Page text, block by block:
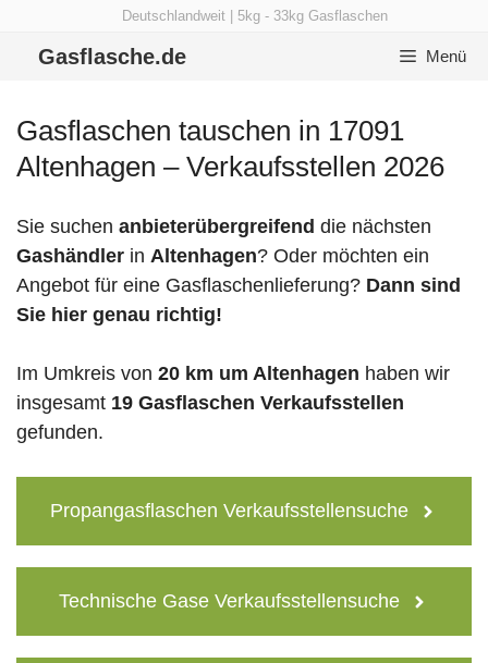
Deutschlandweit | 5kg - 33kg Gasflaschen
Gasflasche.de Menü
Gasflaschen tauschen in 17091
Altenhagen – Verkaufsstellen 2026
Sie suchen anbieterübergreifend die nächsten
Gashändler in Altenhagen? Oder möchten ein
Angebot für eine Gasflaschenlieferung? Dann sind
Sie hier genau richtig!
Im Umkreis von 20 km um Altenhagen haben wir
insgesamt 19 Gasflaschen Verkaufsstellen
gefunden.
Propangasflaschen Verkaufsstellensuche
Technische Gase Verkaufsstellensuche